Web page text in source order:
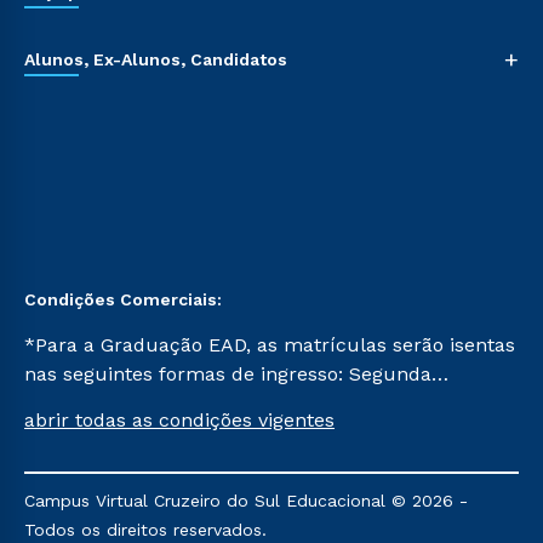
Alunos, Ex-Alunos, Candidatos +
Condições Comerciais:
*Para a Graduação EAD, as matrículas serão isentas
nas seguintes formas de ingresso: Segunda
Já para as demais, a taxa de matrícula será de R$
mencionadas são referentes aos cursos: Ensino
Religioso, Geografia para a Docência e Metodologia
abrir todas as condições vigentes
Campus Virtual Cruzeiro do Sul Educacional © 2026 -
Todos os direitos reservados.